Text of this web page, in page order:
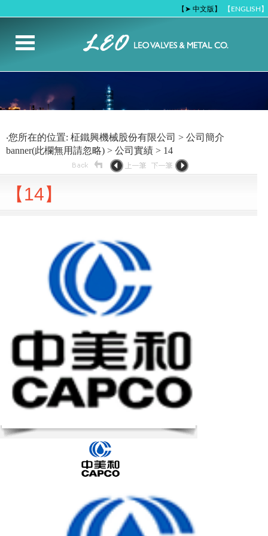
【➤ 中文版】 【ENGLISH】
‧您所在的位置: 柾鐵興機械股份有限公司 > 公司簡介
banner(此欄無用請忽略) > 公司實績 > 14
【14】